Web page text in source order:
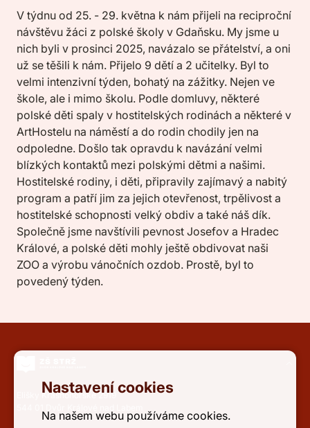
V týdnu od 25. - 29. května k nám přijeli na reciproční
návštěvu žáci z polské školy v Gdaňsku. My jsme u
nich byli v prosinci 2025, navázalo se přátelství, a oni
už se těšili k nám. Přijelo 9 dětí a 2 učitelky. Byl to
velmi intenzivní týden, bohatý na zážitky. Nejen ve
škole, ale i mimo školu. Podle domluvy, některé
polské děti spaly v hostitelských rodinách a některé v
ArtHostelu na náměstí a do rodin chodily jen na
odpoledne. Došlo tak opravdu k navázání velmi
blízkých kontaktů mezi polskými dětmi a našimi.
Hostitelské rodiny, i děti, připravily zajímavý a nabitý
program a patří jim za jejich otevřenost, trpělivost a
hostitelské schopnosti velký obdiv a také náš dík.
Společně jsme navštívili pevnost Josefov a Hradec
Králové, a polské děti mohly ještě obdivovat naši
ZOO a výrobu vánočních ozdob. Prostě, byl to
povedený týden.
Elišky Krásnohorské 2919
Nastavení cookies
Na našem webu používáme cookies.